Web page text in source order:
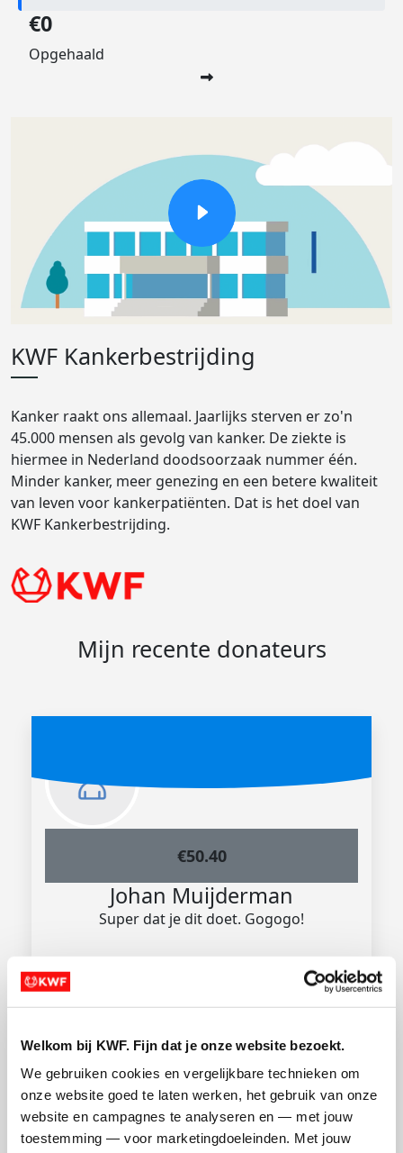
Welkom bij KWF. Fijn dat je onze website bezoekt.
We gebruiken cookies en vergelijkbare technieken om
onze website goed te laten werken, het gebruik van onze
website en campagnes te analyseren en — met jouw
toestemming — voor marketingdoeleinden. Met jouw
€0
Opgehaald
KWF Kankerbestrijding
Kanker raakt ons allemaal. Jaarlijks sterven er zo'n
45.000 mensen als gevolg van kanker. De ziekte is
hiermee in Nederland doodsoorzaak nummer één.
Minder kanker, meer genezing en een betere kwaliteit
van leven voor kankerpatiënten. Dat is het doel van
KWF Kankerbestrijding.
Mijn recente donateurs
€50.40
Johan Muijderman
Super dat je dit doet. Gogogo!
€25.40